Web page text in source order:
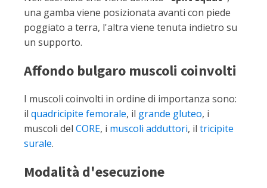
una gamba viene posizionata avanti con piede
poggiato a terra, l'altra viene tenuta indietro su
un supporto.
Affondo bulgaro muscoli coinvolti
I muscoli coinvolti in ordine di importanza sono:
il quadricipite femorale, il grande gluteo, i
muscoli del CORE, i muscoli adduttori, il tricipite
surale.
Modalità d'esecuzione